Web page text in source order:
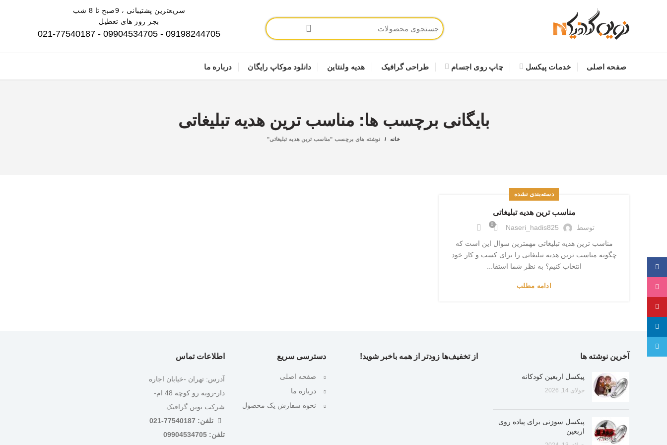
سریعترین پشتیبانی ، 9صبح تا 8 شب
بجز روز های تعطیل
09198244705 - 09904534705 - 021-77540187
صفحه اصلی خدمات پیکسل چاپ روی اجسام طراحی گرافیک هدیه ولنتاین دانلود موکاپ رایگان درباره ما
بایگانی برچسب ها: مناسب ترین هدیه تبلیغاتی
خانه نوشته های برچسب "مناسب ترین هدیه تبلیغاتی"
دسته‌بندی نشده
مناسب ترین هدیه تبلیغاتی
توسط Naseri_hadis825
0
مناسب ترین هدیه تبلیغاتی مهمترین سوال این است که
چگونه مناسب ترین هدیه تبلیغاتی را برای کسب و کار خود
انتخاب کنیم؟ به نظر شما استفا...
ادامه مطلب
آخرین نوشته ها
پیکسل اربعین کودکانه
جولای 14, 2026
پیکسل سوزنی برای پیاده روی
اربعین
از تخفیف‌ها زودتر از همه باخبر شوید! دسترسی سریع
صفحه اصلی
درباره ما
نحوه سفارش یک محصول
اطلاعات تماس
آدرس: تهران -خیابان اجاره
دار-روبه رو کوچه 48 ام-
شرکت نوین گرافیک
تلفن: 77540187-021
تلفن: 09904534705
فیسبوک
اینستاگرام
پینترست
لینکدین
تلگرام